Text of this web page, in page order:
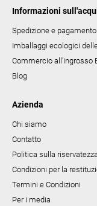
Informazioni
Spedizione e pagamento
Imballaggi ecologici
Commercio all'ingrosso
Blog
Azienda
Chi siamo
Contatto
Politica sulla riservatezza
Condizioni per la
Termini e Condizioni
Per i media